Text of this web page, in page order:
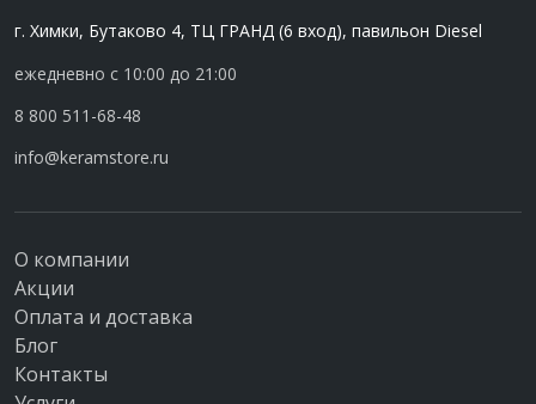
г. Химки, Бутаково 4, ТЦ ГРАНД (6 вход), павильон Diesel
ежедневно с 10:00 до 21:00
8 800 511-68-48
info@keramstore.ru
О компании
Акции
Оплата и доставка
Блог
Контакты